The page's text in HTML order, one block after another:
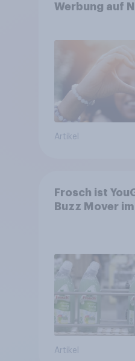
Werbung auf
Artikel
Frosch ist
Buzz Mover
Artikel